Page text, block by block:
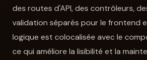
des routes d'API, des contrôleurs,
validation séparés pour le frontend
logique est colocalisée avec le
ce qui améliore la lisibilité et la